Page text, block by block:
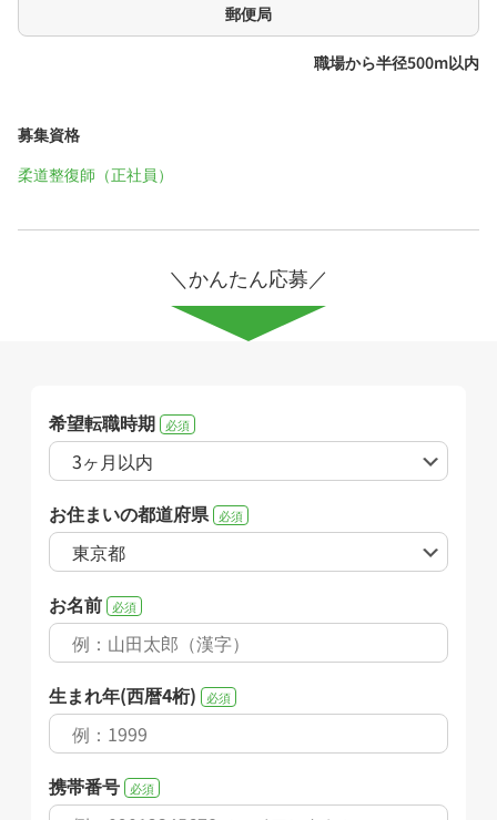
郵便局
職場から半径500m以内
募集資格
柔道整復師（正社員）
＼かんたん応募／
希望転職時期 必須
お住まいの都道府県 必須
お名前 必須
生まれ年(西暦4桁) 必須
携帯番号 必須